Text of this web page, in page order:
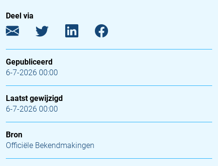
Deel via
Gepubliceerd
6-7-2026 00:00
Laatst gewijzigd
6-7-2026 00:00
Bron
Officiële Bekendmakingen